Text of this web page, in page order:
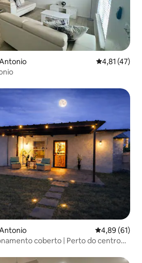
4,81 de uma
4,81 (47)
4,89 de uma
4,89 (61)
coberto | Perto do centro